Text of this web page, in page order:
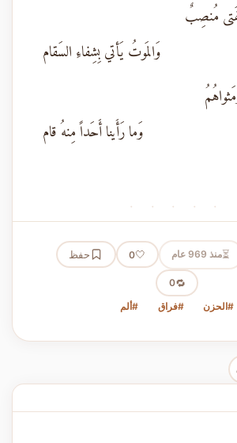
مُنصِبٌ
وَالمَوتُ يَأتي بِشِفاءِ السَقام
وَما رَأَينا أَحَداً مِنهُ قام
· · · · ·
⏳منذ 969 عام 🤍
0 حفظ
🔁
0
#الحزن
#فراق #ألم